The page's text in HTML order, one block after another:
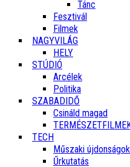
Tánc
Fesztivál
Filmek
NAGYVILÁG
HELY
STÚDIÓ
Arcélek
Politika
SZABADIDŐ
Csináld magad
TECH
Műszaki újdonságok
Űrkutatás